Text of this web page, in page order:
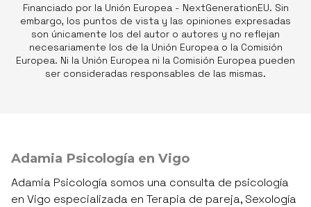
Financiado por la Unión Europea - NextGenerationEU. Sin
embargo, los puntos de vista y las opiniones expresadas
son únicamente los del autor o autores y no reflejan
necesariamente los de la Unión Europea o la Comisión
Europea. Ni la Unión Europea ni la Comisión Europea pueden
ser consideradas responsables de las mismas.
Adamia Psicología en Vigo
Adamia Psicología somos una consulta de psicología
en Vigo especializada en Terapia de pareja, Sexología